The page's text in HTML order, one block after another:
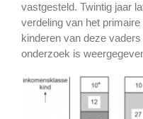
vastgesteld. Twintig jaar
verdeling van het
kinderen van deze
onderzoek is